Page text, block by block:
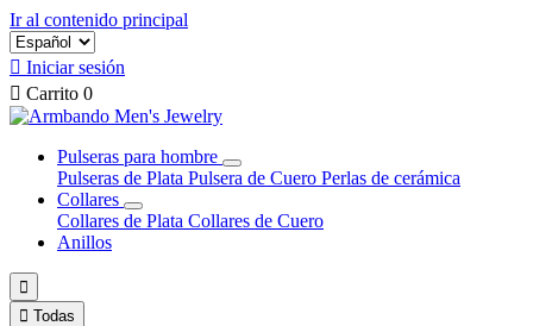
Ir al contenido principal
 Iniciar sesión
 Carrito 0
Pulseras para hombre
Pulseras de Plata Pulsera de Cuero Perlas de cerámica
Collares
Collares de Plata Collares de Cuero
Anillos

 Todas